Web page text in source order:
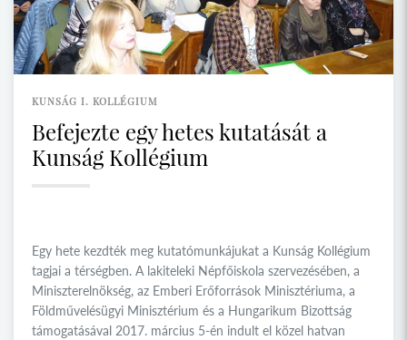
KUNSÁG I. KOLLÉGIUM
Befejezte egy hetes kutatását a
Kunság Kollégium
Egy hete kezdték meg kutatómunkájukat a Kunság Kollégium
tagjai a térségben. A lakiteleki Népfőiskola szervezésében, a
Miniszterelnökség, az Emberi Erőforrások Minisztériuma, a
Földművelésügyi Minisztérium és a Hungarikum Bizottság
támogatásával 2017. március 5-én indult el közel hatvan